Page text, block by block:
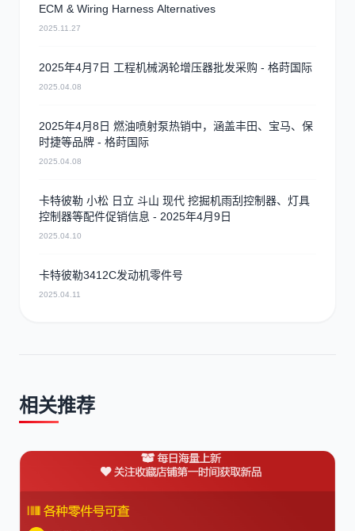
ECM & Wiring Harness Alternatives
2025.11.27
2025年4月7日 工程机械涡轮增压器批发采购 - 格莳国际
2025.04.08
2025年4月8日 燃油喷射泵热销中，涵盖丰田、宝马、保
时捷等品牌 - 格莳国际
2025.04.08
卡特彼勒 小松 日立 斗山 现代 挖掘机雨刮控制器、灯具
控制器等配件促销信息 - 2025年4月9日
2025.04.10
卡特彼勒3412C发动机零件号
2025.04.11
相关推荐